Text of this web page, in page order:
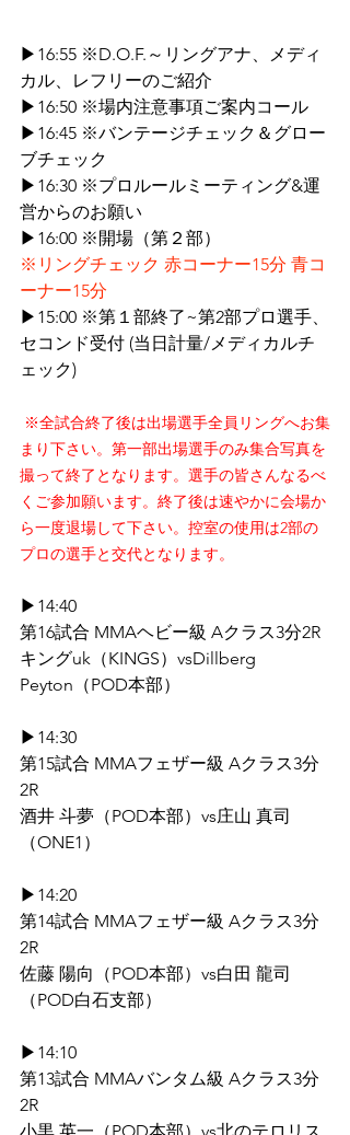
▶16:55 ※D.O.F.～リングアナ、メディ
カル、レフリーのご紹介
▶16:50 ※場内注意事項ご案内コール
▶16:45 ※バンテージチェック＆グロー
ブチェック
▶16:30 ※プロルールミーティング&運
営からのお願い
▶16:00 ※開場（第２部）
※リングチェック 赤コーナー15分 青コ
ーナー15分
▶15:00 ※第１部終了~第2部プロ選手、
セコンド受付 (当日計量/メディカルチ
ェック)
※全試合終了後は出場選手全員リングへお集
まり下さい。第一部出場選手のみ集合写真を
撮って終了となります。選手の皆さんなるべ
くご参加願います。終了後は速やかに会場か
ら一度退場して下さい。控室の使用は2部の
プロの選手と交代となります。
▶14:40
第16試合 MMAヘビー級 Aクラス3分2R
キングuk（KINGS）vsDillberg
Peyton（POD本部）
▶14:30
第15試合 MMAフェザー級 Aクラス3分
2R
酒井 斗夢（POD本部）vs庄山 真司
（ONE1）
▶14:20
第14試合 MMAフェザー級 Aクラス3分
2R
佐藤 陽向（POD本部）vs白田 龍司
（POD白石支部）
▶14:10
第13試合 MMAバンタム級 Aクラス3分
2R